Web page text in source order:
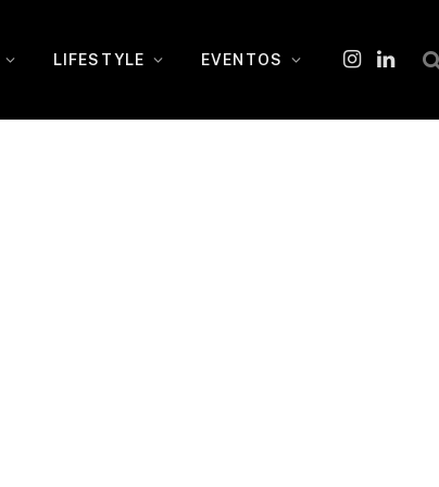
LIFESTYLE EVENTOS
Instagram
O